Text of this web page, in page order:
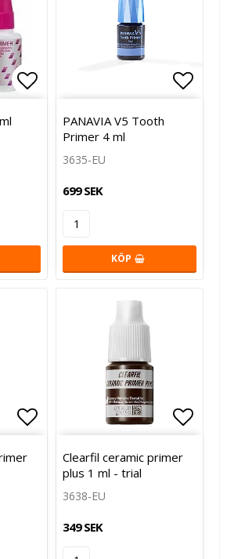
Lägg till i favoritlistan
PANAVIA V5 Tooth
Primer 4 ml
3635-EU
699 SEK
KÖP
Lägg till i favoritlistan
Lägg till i favoritlistan
Lägg
Lägg
Clearfil ceramic primer
plus 1 ml - trial
3638-EU
349 SEK